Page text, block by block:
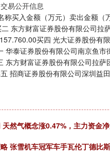
易公开信息
称买入金额（万元）卖出金额
东方财富证券股份有限公司拉
买四 光大证券股份有
华泰证券股份有限公司南京鱼
东方财富证券股份有限公司拉
招商证券股份有限公司深圳益
天然气概念涨0.47%，主力资金
张雪机车冠军车手瓦伦丁德比